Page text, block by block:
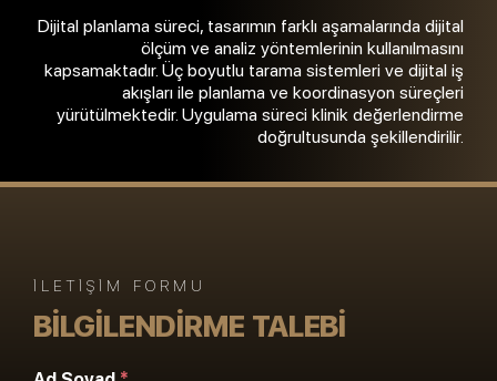
Dijital planlama süreci, tasarımın farklı aşamalarında dijital
ölçüm ve analiz yöntemlerinin kullanılmasını
kapsamaktadır. Üç boyutlu tarama sistemleri ve dijital iş
akışları ile planlama ve koordinasyon süreçleri
yürütülmektedir. Uygulama süreci klinik değerlendirme
doğrultusunda şekillendirilir.
İLETIŞIM FORMU
BILGILENDIRME TALEBI